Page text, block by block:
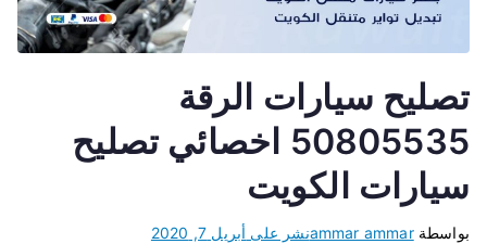
تصليح سيارات الرقة
50805535 اخصائي تصليح
سيارات الكويت
بواسطةammar ammarنشر على أبريل 7, 2020